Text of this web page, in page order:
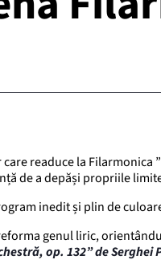
readuce la Filarmonica
de a depăși propriile
inedit și plin de
genul liric,
op. 132” de Serghei